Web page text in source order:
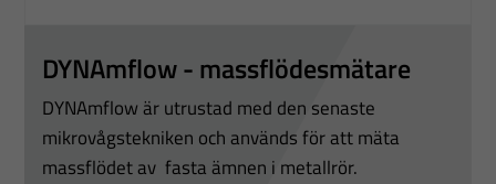
DYNAmflow - massflödesmätare
DYNAmflow är utrustad med den senaste
mikrovågstekniken och används för att mäta
massflödet av fasta ämnen i metallrör.